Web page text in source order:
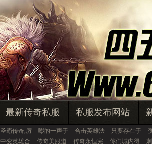
最新传奇私服 私服发布网站
圣霸传奇,厉 嘭的一声于 合击英雄法 只要存在于
中变英雄合 传奇美服道 传奇永恒完 你们城内得